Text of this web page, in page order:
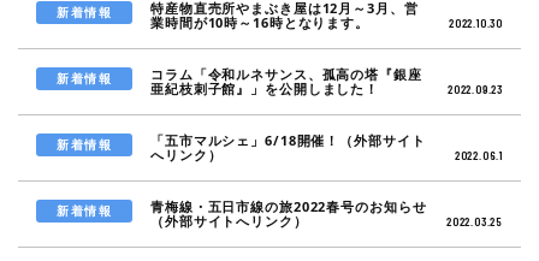
新着情報
特産物直売所やまぶき屋は12月～3月、営
業時間が10時～16時となります。
2022.10.30
新着情報
コラム「令和ルネサンス、孤高の塔『銀座
亜紀枝刺子館』」を公開しました！
2022.09.23
新着情報
「五市マルシェ」6/18開催！（外部サイト
へリンク）
2022.06.1
新着情報
青梅線・五日市線の旅2022春号のお知らせ
（外部サイトへリンク）
2022.03.25